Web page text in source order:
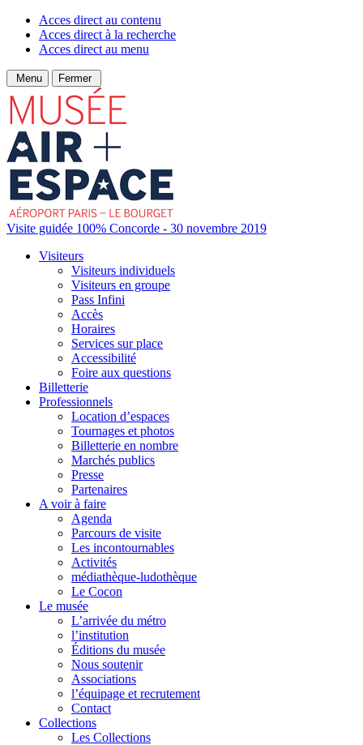
Acces direct au contenu
Acces direct à la recherche
Acces direct au menu
Menu Fermer
Visite guidée 100% Concorde - 30 novembre 2019
Visiteurs
Visiteurs individuels
Visiteurs en groupe
Pass Infini
Accès
Horaires
Services sur place
Accessibilité
Foire aux questions
Billetterie
Professionnels
Location d’espaces
Tournages et photos
Billetterie en nombre
Marchés publics
Presse
Partenaires
A voir à faire
Agenda
Parcours de visite
Les incontournables
Activités
médiathèque-ludothèque
Le Cocon
Le musée
L’arrivée du métro
l’institution
Éditions du musée
Nous soutenir
Associations
l’équipage et recrutement
Contact
Collections
Les Collections